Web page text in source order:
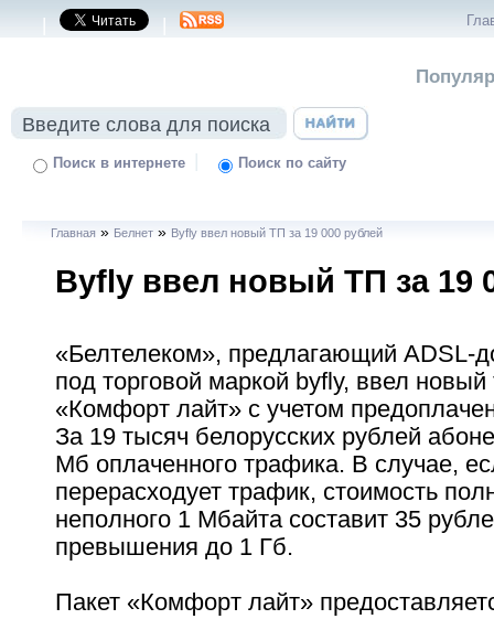
| |
Поиск в интернете | Поиск по сайту
Главная » Белнет » Byfly ввел новый ТП за 19 000 рублей
Byfly ввел новый ТП за 19
«Белтелеком», предлагающий ADSL-
под торговой маркой byfly, ввел
«Комфорт лайт» с учетом
За 19 тысяч белорусских рублей
Мб оплаченного трафика. В случае,
перерасходует трафик, стоимость
неполного 1 Мбайта составит 35
превышения до 1 Гб.
Пакет «Комфорт лайт»